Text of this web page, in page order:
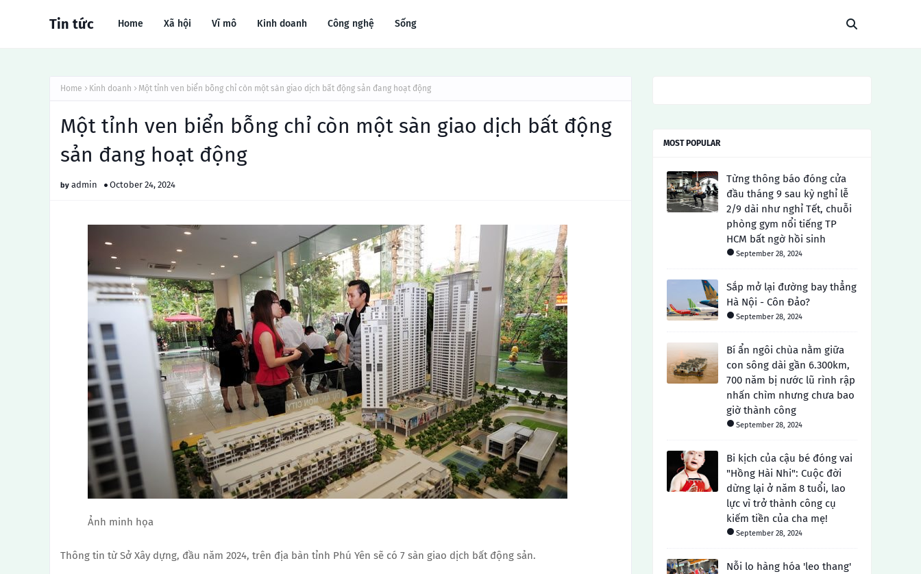
Tin tức Home Xã hội Vĩ mô Kinh doanh Công nghệ Sống
Home Kinh doanh Một tỉnh ven biển bỗng chỉ còn một sàn giao dịch bất động sản đang hoạt động
Một tỉnh ven biển bỗng chỉ còn một sàn giao dịch bất động
sản đang hoạt động
admin October 24, 2024
Ảnh minh họa
Thông tin từ Sở Xây dựng, đầu năm 2024, trên địa bàn tỉnh Phú Yên sẽ có 7 sàn giao dịch bất động sản.
MOST POPULAR
Từng thông báo đóng cửa
đầu tháng 9 sau kỳ nghỉ lễ
2/9 dài như nghỉ Tết, chuỗi
phòng gym nổi tiếng TP
HCM bất ngờ hồi sinh
September 28, 2024
Sắp mở lại đường bay thẳng
Hà Nội - Côn Đảo?
September 28, 2024
Bí ẩn ngôi chùa nằm giữa
con sông dài gần 6.300km,
700 năm bị nước lũ rình rập
nhấn chìm nhưng chưa bao
giờ thành công
September 28, 2024
Bi kịch của cậu bé đóng vai
"Hồng Hài Nhi": Cuộc đời
dừng lại ở năm 8 tuổi, lao
lực vì trở thành công cụ
kiếm tiền của cha mẹ!
September 28, 2024
Nỗi lo hàng hóa 'leo thang'